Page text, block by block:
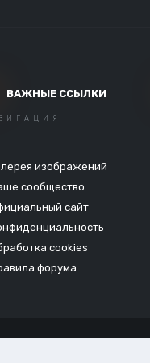
ВАЖНЫЕ ССЫЛКИ
изображений
сообщество
сайт
cookies
форума